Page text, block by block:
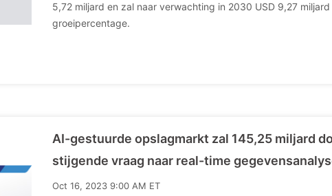
5,72 miljard en zal naar verwachting in 2030 USD 9,27
groeipercentage.
AI-gestuurde opslagmarkt zal 145,25 miljard
stijgende vraag naar real-time
Oct 16, 2023 9:00 AM ET